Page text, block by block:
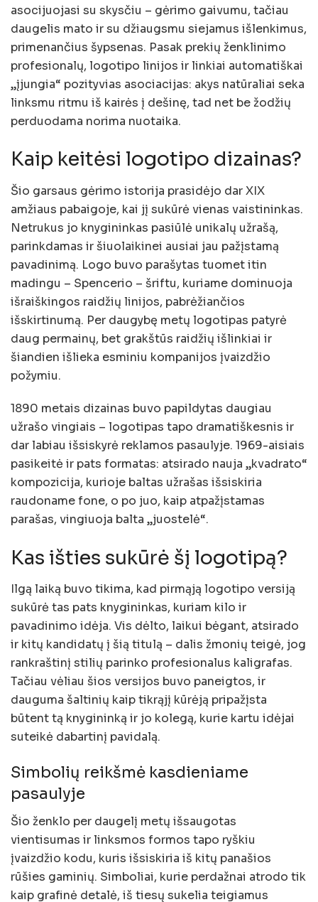
asocijuojasi su skysčiu – gėrimo gaivumu, tačiau
daugelis mato ir su džiaugsmu siejamus išlenkimus,
primenančius šypsenas. Pasak prekių ženklinimo
profesionalų, logotipo linijos ir linkiai automatiškai
„įjungia“ pozityvias asociacijas: akys natūraliai seka
linksmu ritmu iš kairės į dešinę, tad net be žodžių
perduodama norima nuotaika.
Kaip keitėsi logotipo dizainas?
Šio garsaus gėrimo istorija prasidėjo dar XIX
amžiaus pabaigoje, kai jį sukūrė vienas vaistininkas.
Netrukus jo knygininkas pasiūlė unikalų užrašą,
parinkdamas ir šiuolaikinei ausiai jau pažįstamą
pavadinimą. Logo buvo parašytas tuomet itin
madingu – Spencerio – šriftu, kuriame dominuoja
išraiškingos raidžių linijos, pabrėžiančios
išskirtinumą. Per daugybę metų logotipas patyrė
daug permainų, bet grakštūs raidžių išlinkiai ir
šiandien išlieka esminiu kompanijos įvaizdžio
požymiu.
1890 metais dizainas buvo papildytas daugiau
užrašo vingiais – logotipas tapo dramatiškesnis ir
dar labiau išsiskyrė reklamos pasaulyje. 1969-aisiais
pasikeitė ir pats formatas: atsirado nauja „kvadrato“
kompozicija, kurioje baltas užrašas išsiskiria
raudoname fone, o po juo, kaip atpažįstamas
parašas, vingiuoja balta „juostelė“.
Kas išties sukūrė šį logotipą?
Ilgą laiką buvo tikima, kad pirmąją logotipo versiją
sukūrė tas pats knygininkas, kuriam kilo ir
pavadinimo idėja. Vis dėlto, laikui bėgant, atsirado
ir kitų kandidatų į šią titulą – dalis žmonių teigė, jog
rankraštinį stilių parinko profesionalus kaligrafas.
Tačiau vėliau šios versijos buvo paneigtos, ir
dauguma šaltinių kaip tikrąjį kūrėją pripažįsta
būtent tą knygininką ir jo kolegą, kurie kartu idėjai
suteikė dabartinį pavidalą.
Simbolių reikšmė kasdieniame
pasaulyje
Šio ženklo per daugelį metų išsaugotas
vientisumas ir linksmos formos tapo ryškiu
įvaizdžio kodu, kuris išsiskiria iš kitų panašios
rūšies gaminių. Simboliai, kurie perdažnai atrodo tik
kaip grafinė detalė, iš tiesų sukelia teigiamus